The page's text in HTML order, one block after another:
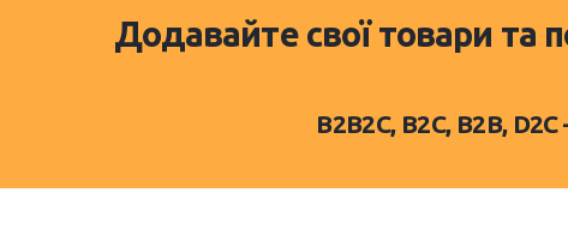
Додавайте свої товари та
B2B2C, B2C, B2B,